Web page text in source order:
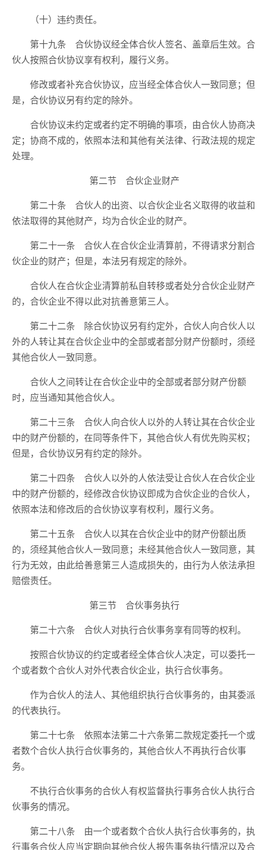
（十）违约责任。
第十九条 合伙协议经全体合伙人签名、盖章后生效。合
伙人按照合伙协议享有权利，履行义务。
修改或者补充合伙协议，应当经全体合伙人一致同意；但
是，合伙协议另有约定的除外。
合伙协议未约定或者约定不明确的事项，由合伙人协商决
定；协商不成的，依照本法和其他有关法律、行政法规的规定
处理。
第二节 合伙企业财产
第二十条 合伙人的出资、以合伙企业名义取得的收益和
依法取得的其他财产，均为合伙企业的财产。
第二十一条 合伙人在合伙企业清算前，不得请求分割合
伙企业的财产；但是，本法另有规定的除外。
合伙人在合伙企业清算前私自转移或者处分合伙企业财产
的，合伙企业不得以此对抗善意第三人。
第二十二条 除合伙协议另有约定外，合伙人向合伙人以
外的人转让其在合伙企业中的全部或者部分财产份额时，须经
其他合伙人一致同意。
合伙人之间转让在合伙企业中的全部或者部分财产份额
时，应当通知其他合伙人。
第二十三条 合伙人向合伙人以外的人转让其在合伙企业
中的财产份额的，在同等条件下，其他合伙人有优先购买权；
但是，合伙协议另有约定的除外。
第二十四条 合伙人以外的人依法受让合伙人在合伙企业
中的财产份额的，经修改合伙协议即成为合伙企业的合伙人，
依照本法和修改后的合伙协议享有权利，履行义务。
第二十五条 合伙人以其在合伙企业中的财产份额出质
的，须经其他合伙人一致同意；未经其他合伙人一致同意，其
行为无效，由此给善意第三人造成损失的，由行为人依法承担
赔偿责任。
第三节 合伙事务执行
第二十六条 合伙人对执行合伙事务享有同等的权利。
按照合伙协议的约定或者经全体合伙人决定，可以委托一
个或者数个合伙人对外代表合伙企业，执行合伙事务。
作为合伙人的法人、其他组织执行合伙事务的，由其委派
的代表执行。
第二十七条 依照本法第二十六条第二款规定委托一个或
者数个合伙人执行合伙事务的，其他合伙人不再执行合伙事
务。
不执行合伙事务的合伙人有权监督执行事务合伙人执行合
伙事务的情况。
第二十八条 由一个或者数个合伙人执行合伙事务的，执
行事务合伙人应当定期向其他合伙人报告事务执行情况以及合